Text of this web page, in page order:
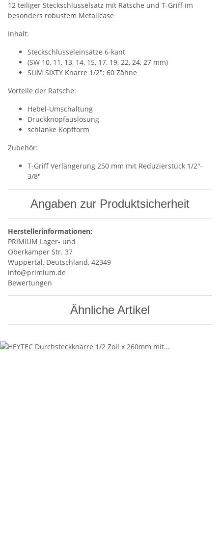
12 teiliger Steckschlüsselsatz mit Ratsche und T-Griff im
besonders robustem Metallcase
Inhalt:
Steckschlüsseleinsätze 6-kant
(SW 10, 11, 13, 14, 15, 17, 19, 22, 24, 27 mm)
SLIM SIXTY Knarre 1/2": 60 Zähne
Vorteile der Ratsche:
Hebel-Umschaltung
Druckknopfauslösung
schlanke Kopfform
Zubehör:
T-Griff Verlängerung 250 mm mit Reduzierstück 1/2"-
3/8"
Angaben zur Produktsicherheit
Herstellerinformationen:
PRIMIUM Lager- und
Oberkamper Str. 37
Wuppertal, Deutschland, 42349
info@primium.de
Bewertungen
Ähnliche Artikel